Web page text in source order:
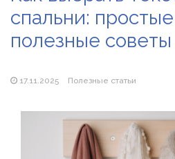
Натуральна косметика Хіларі
сонця
Магазин паяльников: рейтинг
спальни:
полезные советы
17.11.2025 Полезные статьи